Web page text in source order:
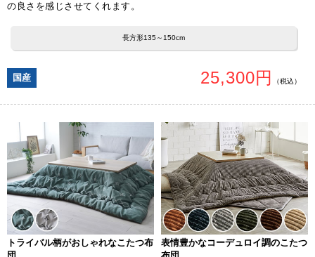
の良さを感じさせてくれます。
長方形135～150cm
国産 25,300円 （税込）
トライバル柄がおしゃれなこたつ布
表情豊かなコーデュロイ調のこたつ